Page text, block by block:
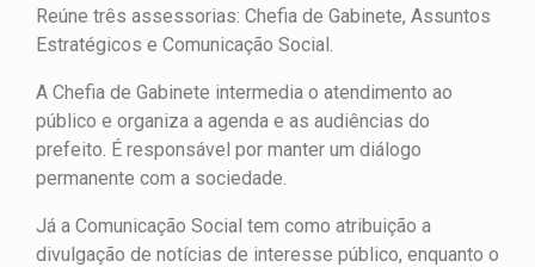
Reúne três assessorias: Chefia de Gabinete, Assuntos
Estratégicos e Comunicação Social.
A Chefia de Gabinete intermedia o atendimento ao
público e organiza a agenda e as audiências do
prefeito. É responsável por manter um diálogo
permanente com a sociedade.
Já a Comunicação Social tem como atribuição a
divulgação de notícias de interesse público, enquanto o